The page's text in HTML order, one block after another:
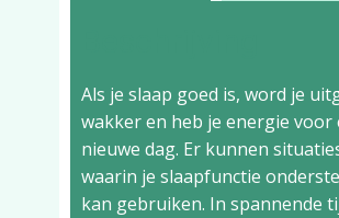
Als je slaap goed is, word je
wakker en heb je energie voor
nieuwe dag. Er kunnen
waarin je slaapfunctie
kan gebruiken. In spannende